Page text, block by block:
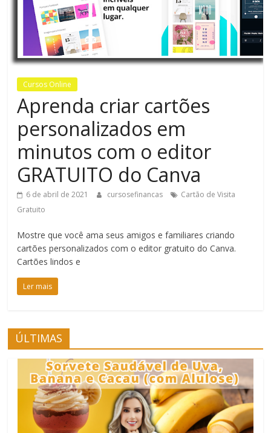
Cursos Online
Aprenda criar cartões
personalizados em
minutos com o editor
GRATUITO do Canva
6 de abril de 2021 cursosefinancas
Cartão de Visita
Gratuito
Mostre que você ama seus amigos e familiares criando
cartões personalizados com o editor gratuito do Canva.
Cartões lindos e
Ler mais
ÚLTIMAS